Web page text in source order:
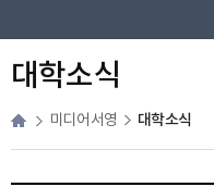
대학소식
미디어서영 대학소식